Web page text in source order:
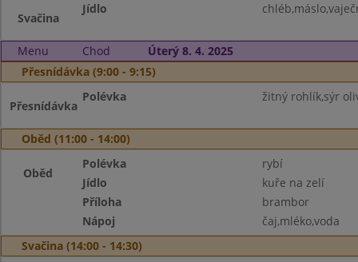
Svačina
Jídlo
Menu Chod
Úterý 8. 4. 2025
Přesnídávka (9:00 - 9:15)
Přesnídávka
Polévka žitný rohlík,sýr
Oběd (11:00 - 14:00)
Oběd
Polévka
rybí
Jídlo
kuře na zelí
Příloha
brambor
Nápoj
čaj,mléko,voda
Svačina (14:00 - 14:30)